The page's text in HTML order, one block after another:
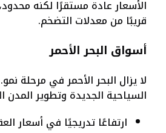
الأسعار عادة مستقرًا لكنه
قريبًا من معدلات التضخم.
أسواق البحر الأحمر
لا يزال البحر الأحمر في مرحلة
السياحية الجديدة وتطوير
ارتفاعًا تدريجيًا في أسعار